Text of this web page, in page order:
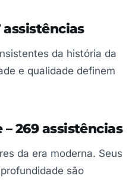
assistências
da história da
e qualidade definem
– 269 assistências
da era moderna. Seus
são